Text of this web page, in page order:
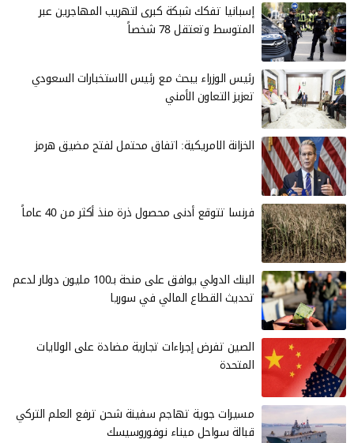
إسبانيا تفكك شبكة كبرى لتهريب المهاجرين عبر
المتوسط وتعتقل 78 شخصاً
رئيس الوزراء يبحث مع رئيس الاستخبارات السعودي
تعزيز التعاون الأمني
الخزانة الامريكية: اتفاق محتمل لفتح مضيق هرمز
فرنسا تتوقع أدنى محصول ذرة منذ أكثر من 40 عاماً
البنك الدولي يوافق على منحة بـ100 مليون دولار لدعم
تحديث القطاع المالي في سوريا
الصين تفرض إجراءات تجارية مضادة على الولايات
المتحدة
مسيرات جوية تهاجم سفينة شحن ترفع العلم التركي
قبالة سواحل ميناء نوفوروسيسك